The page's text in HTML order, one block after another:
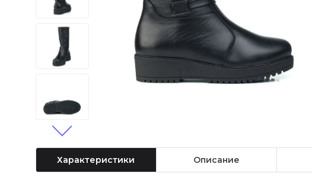
Характеристики Описание